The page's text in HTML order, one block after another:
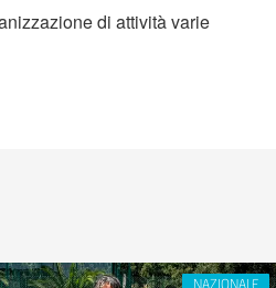
di attività varie